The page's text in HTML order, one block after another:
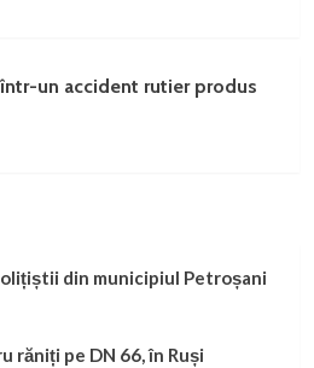
un accident rutier produs
din municipiul Petroșani
pe DN 66, în Ruși